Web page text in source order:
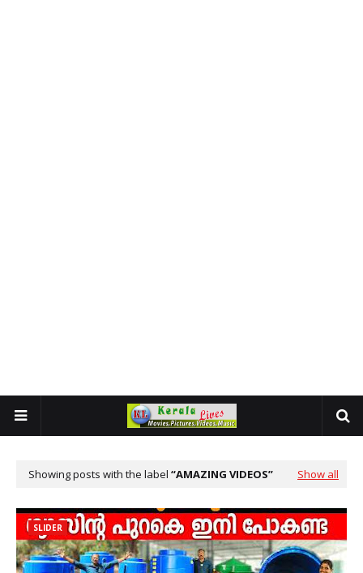
Showing posts with the label AMAZING VIDEOS Show all
SLIDER